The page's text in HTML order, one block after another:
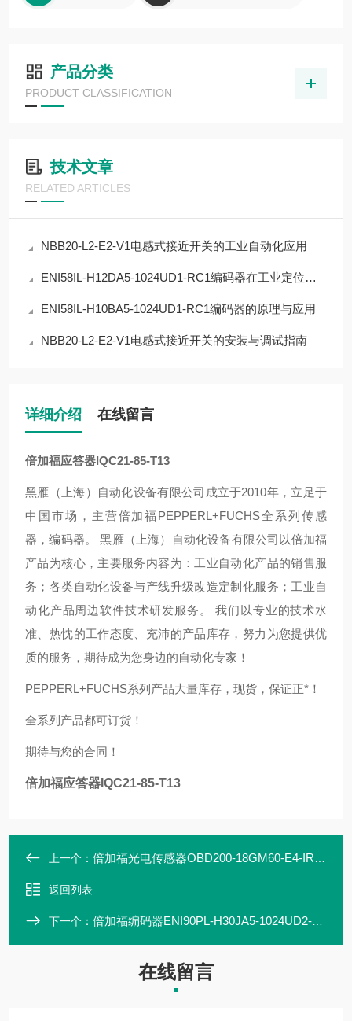
产品分类
PRODUCT CLASSIFICATION
技术文章
RELATED ARTICLES
NBB20-L2-E2-V1电感式接近开关的工业自动化应用
ENI58IL-H12DA5-1024UD1-RC1编码器在工业定位中的应用
ENI58IL-H10BA5-1024UD1-RC1编码器的原理与应用
NBB20-L2-E2-V1电感式接近开关的安装与调试指南
详细介绍 在线留言
倍加福应答器IQC21-85-T13
黑雁（上海）自动化设备有限公司成立于2010年，立足于
中国市场，主营倍加福PEPPERL+FUCHS全系列传感
器，编码器。 黑雁（上海）自动化设备有限公司以倍加福
产品为核心，主要服务内容为：工业自动化产品的销售服
务；各类自动化设备与产线升级改造定制化服务；工业自
动化产品周边软件技术研发服务。 我们以专业的技术水
准、热忱的工作态度、充沛的产品库存，努力为您提供优
质的服务，期待成为您身边的自动化专家！
PEPPERL+FUCHS系列产品大量库存，现货，保证正*！
全系列产品都可订货！
期待与您的合同！
倍加福应答器IQC21-85-T13
上一个： 倍加福光电传感器OBD200-18GM60-E4-IR-1C
返回列表
下一个： 倍加福编码器ENI90PL-H30JA5-1024UD2-RC1
在线留言